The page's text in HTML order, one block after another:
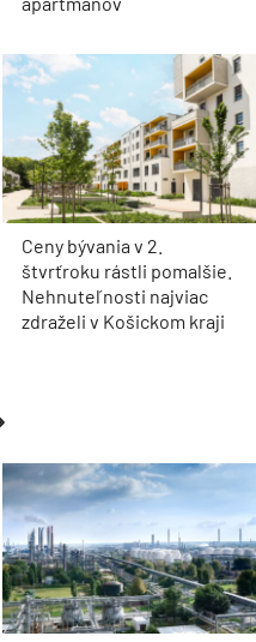
Ceny bývania v 2.
štvrťroku rástli pomalšie.
Nehnuteľnosti najviac
zdraželi v Košickom kraji